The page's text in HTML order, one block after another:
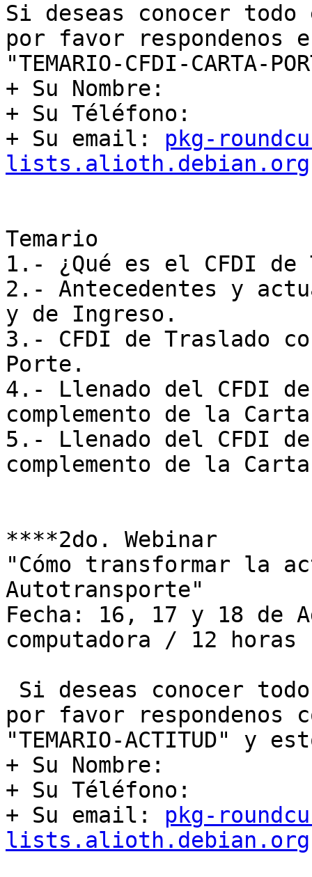
Si deseas conocer
por favor
"TEMARIO-CFDI-
+ Su Nombre:
+ Su Téléfono:
+ Su email: pkg-
lists.alioth.debian.org
Temario
1.- ¿Qué es el CFDI
2.- Antecedentes y
y de Ingreso.
3.- CFDI de Traslado
Porte.
4.- Llenado del CFDI
complemento de la
5.- Llenado del CFDI
complemento de la
****2do. Webinar
"Cómo transformar la
Autotransporte"
Fecha: 16, 17 y 18 de
computadora / 12 horas
por favor
"TEMARIO-ACTITUD" y
+ Su Nombre:
+ Su Téléfono:
+ Su email: pkg-
lists.alioth.debian.org